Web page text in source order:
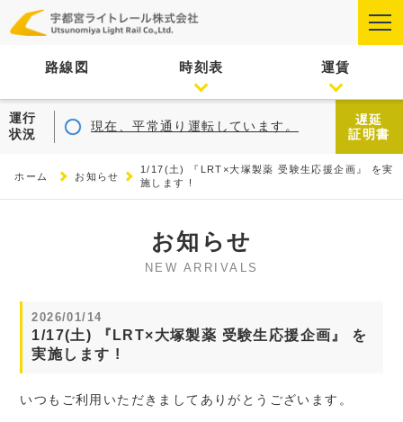
路線図 時刻表 運賃
運行
状況
現在、平常通り運転しています。
遅延
証明書
ホーム お知らせ
1/17(土) 『LRT×大塚製薬 受験生応援企画』 を実
施します !
お知らせ
NEW ARRIVALS
2026/01/14
1/17(土) 『LRT×大塚製薬 受験生応援企画』 を
実施します !
いつもご利用いただきましてありがとうございます。